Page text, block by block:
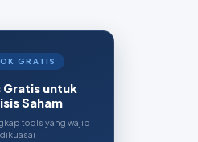
GRATIS
Gratis untuk
Saham
tools yang wajib
dikuasai